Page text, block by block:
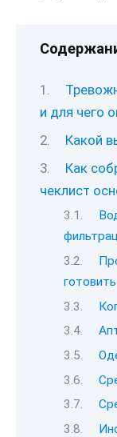
и для чего
Какой
Как
чеклист
готовить